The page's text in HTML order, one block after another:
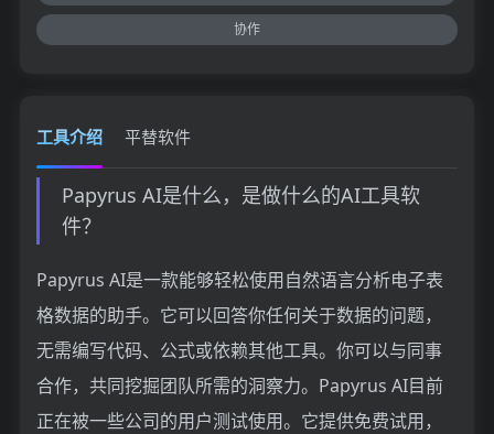
协作
工具介绍 平替软件
Papyrus AI是什么，是做什么的AI工具软
件？
Papyrus AI是一款能够轻松使用自然语言分析电子表
格数据的助手。它可以回答你任何关于数据的问题，
无需编写代码、公式或依赖其他工具。你可以与同事
合作，共同挖掘团队所需的洞察力。Papyrus AI目前
正在被一些公司的用户测试使用。它提供免费试用，